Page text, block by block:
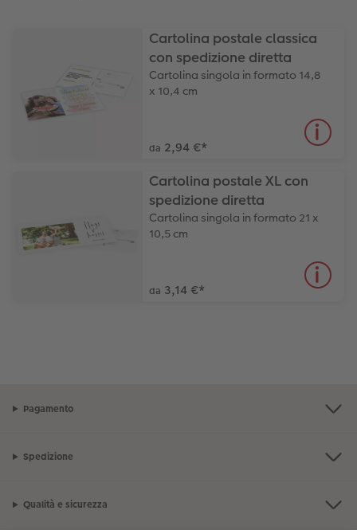
Cartolina postale classica
con spedizione diretta
Cartolina singola in formato 14,8
x 10,4 cm
da 2,94 €*
Cartolina postale XL con
spedizione diretta
Cartolina singola in formato 21 x
10,5 cm
da 3,14 €*
Pagamento
Spedizione
Qualità e sicurezza